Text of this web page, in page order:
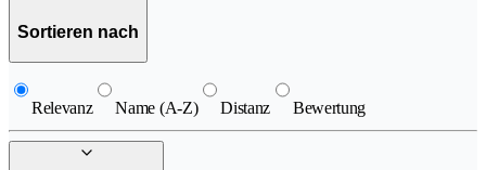
Sortieren nach
Relevanz Name (A-Z) Distanz Bewertung